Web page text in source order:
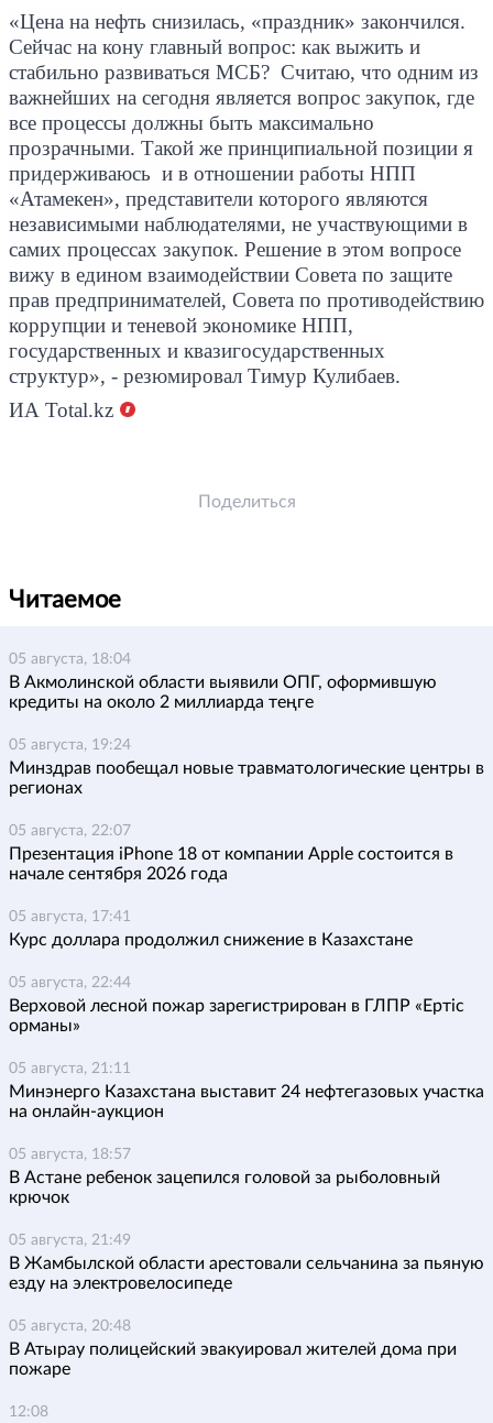
«Цена на нефть снизилась, «праздник» закончился.
Сейчас на кону главный вопрос: как выжить и
стабильно развиваться МСБ? Считаю, что одним из
важнейших на сегодня является вопрос закупок, где
все процессы должны быть максимально
прозрачными. Такой же принципиальной позиции я
придерживаюсь и в отношении работы НПП
«Атамекен», представители которого являются
независимыми наблюдателями, не участвующими в
самих процессах закупок. Решение в этом вопросе
вижу в едином взаимодействии Совета по защите
прав предпринимателей, Совета по противодействию
коррупции и теневой экономике НПП,
государственных и квазигосударственных
структур», - резюмировал Тимур Кулибаев.
ИА Total.kz
Поделиться
Читаемое
05 августа, 18:04
В Акмолинской области выявили ОПГ, оформившую
кредиты на около 2 миллиарда теңге
05 августа, 19:24
Минздрав пообещал новые травматологические центры в
регионах
05 августа, 22:07
Презентация iPhone 18 от компании Apple состоится в
начале сентября 2026 года
05 августа, 17:41
Курс доллара продолжил снижение в Казахстане
05 августа, 22:44
Верховой лесной пожар зарегистрирован в ГЛПР «Ертіс
орманы»
05 августа, 21:11
Минэнерго Казахстана выставит 24 нефтегазовых участка
на онлайн-аукцион
05 августа, 18:57
В Астане ребенок зацепился головой за рыболовный
крючок
05 августа, 21:49
В Жамбылской области арестовали сельчанина за пьяную
езду на электровелосипеде
05 августа, 20:48
В Атырау полицейский эвакуировал жителей дома при
пожаре
12:08